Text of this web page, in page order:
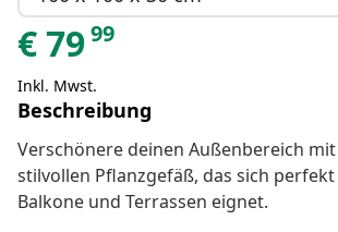
€7999
Inkl. Mwst.
Beschreibung
Verschönere deinen Außenbereich
stilvollen Pflanzgefäß, das sich
Balkone und Terrassen eignet.